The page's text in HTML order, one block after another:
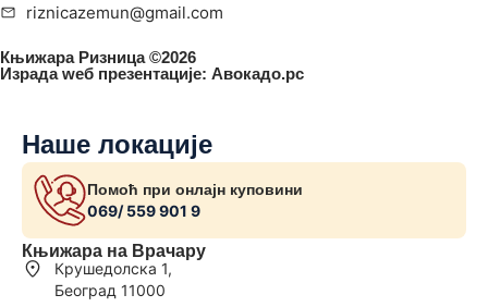
riznicazemun@gmail.com
Књижара Ризница ©️2026
Израда wеб презентације: Авокадо.рс
Наше локације
Помоћ при онлајн куповини
069/ 559 901 9
Књижара на Врачару
Крушедолска 1,
Београд 11000